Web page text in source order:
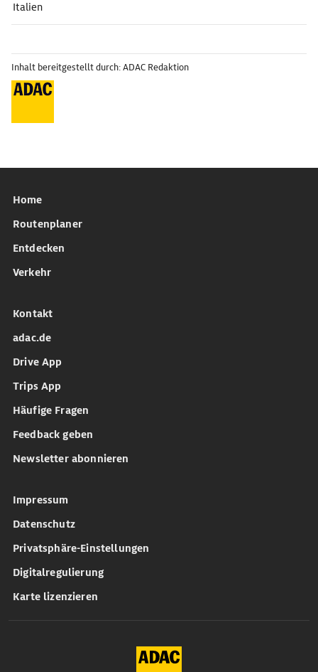
Italien
Inhalt bereitgestellt durch: ADAC Redaktion
Home
Routenplaner
Entdecken
Verkehr
Kontakt
adac.de
Drive App
Trips App
Häufige Fragen
Feedback geben
Newsletter abonnieren
Impressum
Datenschutz
Privatsphäre-Einstellungen
Digitalregulierung
Karte lizenzieren